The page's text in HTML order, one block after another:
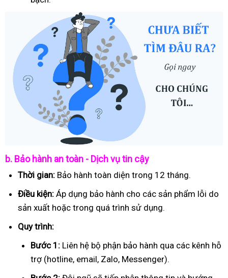
b. Bảo hành an toàn - Dịch vụ tin cậy
Thời gian: Bảo hành toàn diện trong 12 tháng.
Điều kiện: Áp dụng bảo hành cho các sản phẩm lỗi do
sản xuất hoặc trong quá trình sử dụng.
Quy trình:
Bước 1: Liên hệ bộ phận bảo hành qua các kênh hỗ
trợ (hotline, email, Zalo, Messenger).